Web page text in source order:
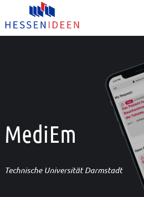
MediEm
Technische Universität Darmstadt